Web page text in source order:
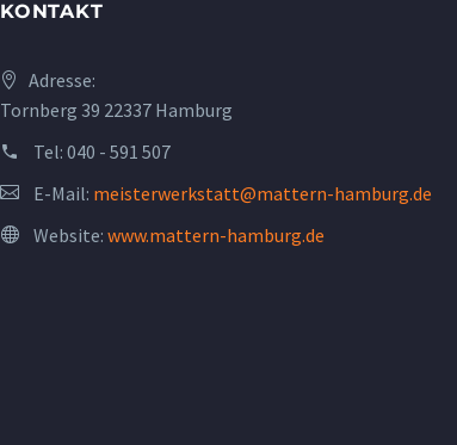
KONTAKT
Adresse:
Tornberg 39 22337 Hamburg
Tel: 040 - 591 507
E-Mail: meisterwerkstatt@mattern-hamburg.de
Website: www.mattern-hamburg.de